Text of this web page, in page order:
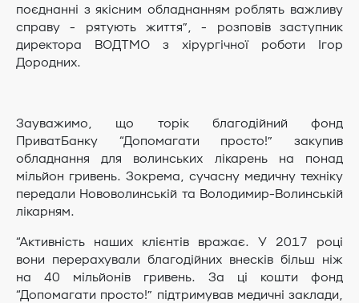
поєднанні з якісним обладнанням роблять важливу
справу - рятують життя”, - розповів заступник
директора ВОДТМО з хірургічної роботи Ігор
Дородних.
Зауважимо, що торік благодійний фонд
ПриватБанку “Допомагати просто!” закупив
обладнання для волинських лікарень на понад
мільйон гривень. Зокрема, сучасну медичну техніку
передали Нововолинській та Володимир-Волинській
лікарням.
“Активність наших клієнтів вражає. У 2017 році
вони перерахували благодійних внесків більш ніж
на 40 мільйонів гривень. За ці кошти фонд
“Допомагати просто!” підтримував медичні заклади,